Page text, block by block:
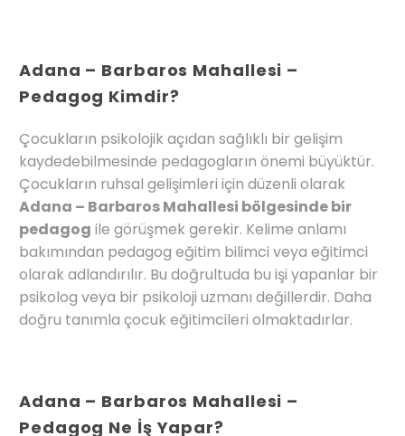
Adana – Barbaros Mahallesi –
Pedagog Kimdir?
Çocukların psikolojik açıdan sağlıklı bir gelişim
kaydedebilmesinde pedagogların önemi büyüktür.
Çocukların ruhsal gelişimleri için düzenli olarak
Adana – Barbaros Mahallesi bölgesinde bir
pedagog ile görüşmek gerekir. Kelime anlamı
bakımından pedagog eğitim bilimci veya eğitimci
olarak adlandırılır. Bu doğrultuda bu işi yapanlar bir
psikolog veya bir psikoloji uzmanı değillerdir. Daha
doğru tanımla çocuk eğitimcileri olmaktadırlar.
Adana – Barbaros Mahallesi –
Pedagog Ne İş Yapar?